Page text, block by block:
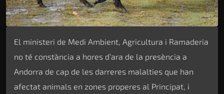
El ministeri de Medi Ambient, Agricultura i Ramaderia
no té constància a hores d’ara de la presència a
Andorra de cap de les darreres malalties que han
afectat animals en zones properes al Principat, i